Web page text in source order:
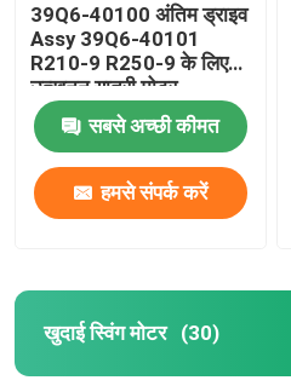
39Q6-40100 अंतिम ड्राइव
Assy 39Q6-40101
R210-9 R250-9 के लिए
उत्खनन यात्री मोटर
सबसे अच्छी कीमत
हमसे संपर्क करें
खुदाई स्विंग मोटर (30)